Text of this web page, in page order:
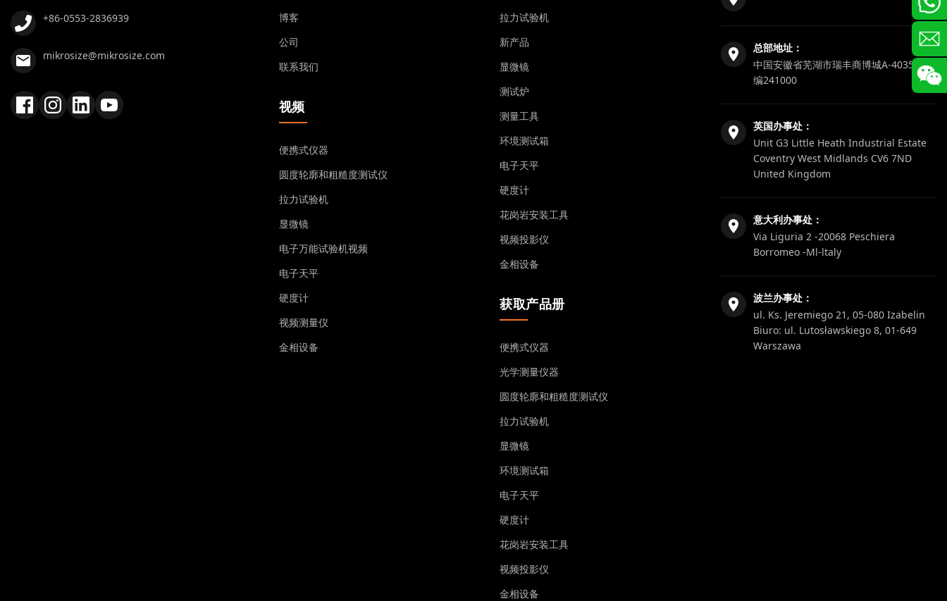
+86-0553-2836939
mikrosize@mikrosize.com
博客
公司
联系我们
视频
便携式仪器
圆度轮廓和粗糙度测试仪
拉力试验机
显微镜
电子万能试验机视频
电子天平
硬度计
视频测量仪
金相设备
拉力试验机
新产品
显微镜
测试炉
测量工具
环境测试箱
电子天平
硬度计
花岗岩安装工具
视频投影仪
金相设备
获取产品册
便携式仪器
光学测量仪器
圆度轮廓和粗糙度测试仪
拉力试验机
显微镜
环境测试箱
电子天平
硬度计
花岗岩安装工具
视频投影仪
金相设备
总部地址：
中国安徽省芜湖市瑞丰商博城A-4035，邮
编241000
英国办事处：
Unit G3 Little Heath Industrial Estate
Coventry West Midlands CV6 7ND
United Kingdom
意大利办事处：
Via Liguria 2 -20068 Peschiera
Borromeo -Ml-ltaly
波兰办事处：
ul. Ks. Jeremiego 21, 05-080 Izabelin
Biuro: ul. Lutosławskiego 8, 01-649
Warszawa